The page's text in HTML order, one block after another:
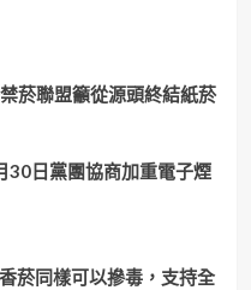
菸聯盟籲從源頭終結紙菸
30日黨團協商加重電子煙
菸同樣可以摻毒，支持全